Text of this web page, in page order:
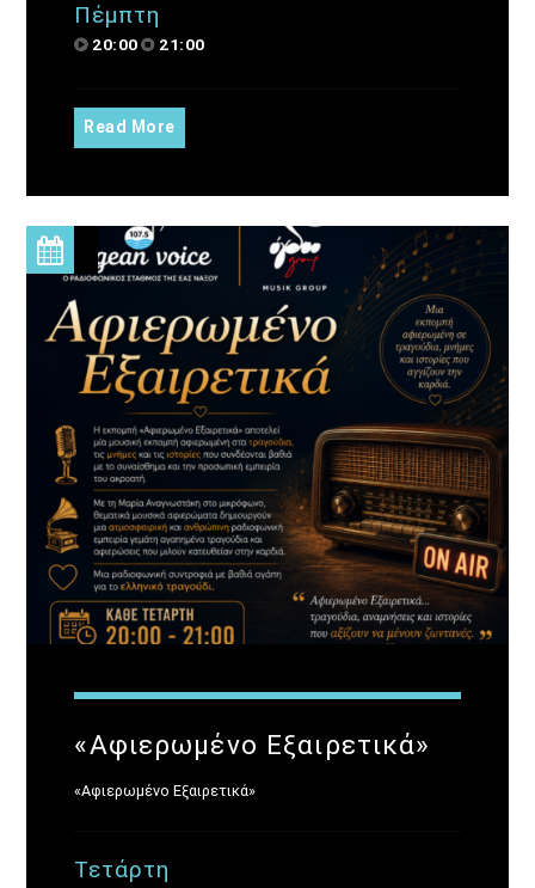
Πέμπτη
20:00 21:00
Read More
«Αφιερωμένο Εξαιρετικά»
«Αφιερωμένο Εξαιρετικά»
Τετάρτη